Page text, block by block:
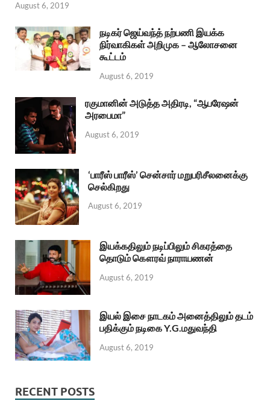
August 6, 2019
நடிகர் ஜெய்வந்த் நற்பணி இயக்க
நிர்வாகிகள் அறிமுக – ஆலோசனை
கூட்டம்
August 6, 2019
ரகுமானின் அடுத்த அதிரடி, “ஆபரேஷன்
அரபைமா”
August 6, 2019
‘பாரீஸ் பாரீஸ்’ சென்சார் மறுபரிசீலனைக்கு
செல்கிறது
August 6, 2019
இயக்கதிலும் நடிப்பிலும் சிகரத்தை
தொடும் கௌரவ் நாராயணன்
August 6, 2019
இயல் இசை நாடகம் அனைத்திலும் தடம்
பதிக்கும் நடிகை Y.G.மதுவந்தி
August 6, 2019
RECENT POSTS